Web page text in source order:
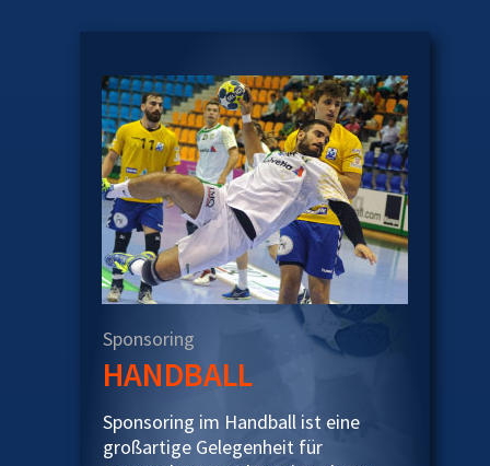
Sponsoring
HANDBALL
Sponsoring im Handball ist eine
großartige Gelegenheit für